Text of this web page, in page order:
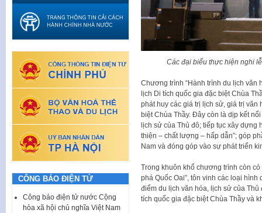
Các đại biểu thực hiện nghi
Chương trình “Hành trình du lịch văn
lịch Di tích quốc gia đặc biệt Chùa
phát huy các giá trị lịch sử, giá trị văn
biệt Chùa Thầy. Đây còn là dịp kết
lịch sử của Thủ đô; tiếp tục xây dựng
thiện – chất lượng – hấp dẫn”; góp
Nam và đóng góp vào sự phát triển
Trong khuôn khổ chương trình còn
phá Quốc Oai”, tôn vinh các loại
điểm du lịch văn hóa, lịch sử của
tích quốc gia đặc biệt Chùa Thầy và
CÔNG BÁO ĐIỆN TỬ
Công báo điện tử nước Cộng
hòa xã hội chủ nghĩa Việt Nam